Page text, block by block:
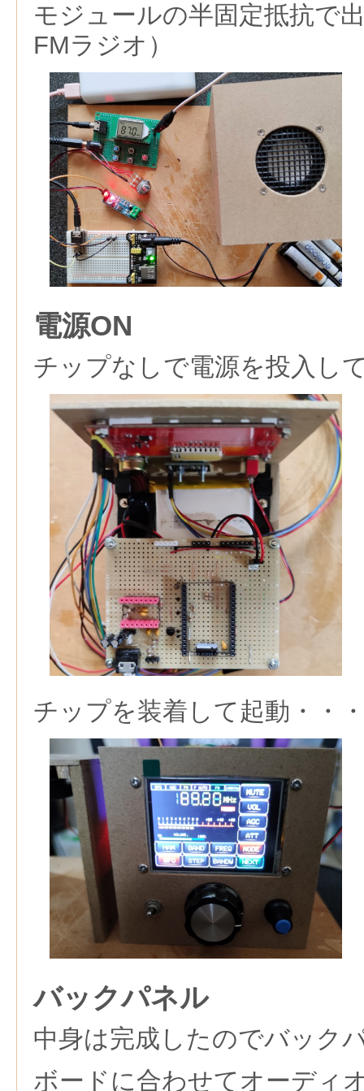
モジュールの半固定抵抗で
FMラジオ）
電源ON
チップなしで電源を投入し
チップを装着して起動・・
バックパネル
中身は完成したのでバック
ボードに合わせてオーディ